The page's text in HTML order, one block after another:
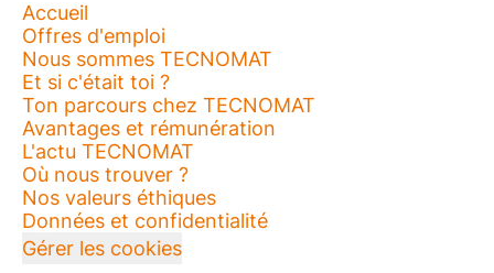
Accueil
Offres d'emploi
Nous sommes TECNOMAT
Et si c'était toi ?
Ton parcours chez TECNOMAT
Avantages et rémunération
L'actu TECNOMAT
Où nous trouver ?
Nos valeurs éthiques
Données et confidentialité
Gérer les cookies